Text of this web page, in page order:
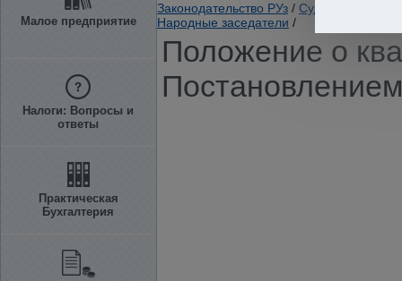
Малое предприятие
Налоги: Вопросы и
ответы
Практическая
Бухгалтерия
Законодательство РУз / Судебная
Народные заседатели /
Положение о